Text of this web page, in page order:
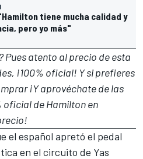
tiene mucha calidad y
pero yo más"
Puesatento al precio de esta
, ¡100% oficial! Y si prefieres
¡Y aprovéchate de las
oficial de Hamilton en
!
el español apretó el pedal
en el circuito de Yas